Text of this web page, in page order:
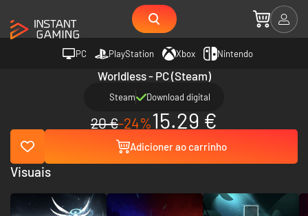
PC PlayStation Xbox Nintendo
Worldless - PC (Steam)
Steam Download digital
20 €-24%15.29 €
Adicioner ao carrinho
Visuais